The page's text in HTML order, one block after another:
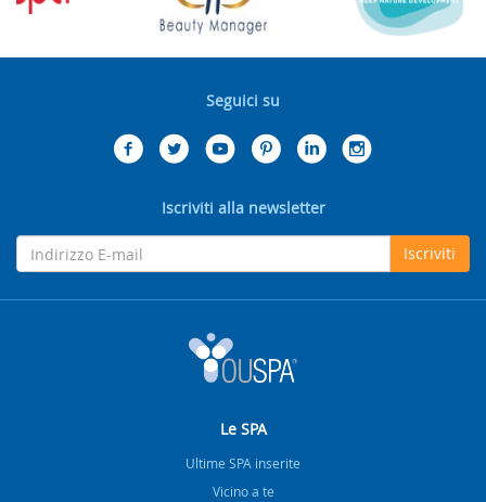
Seguici su
Iscriviti alla newsletter
Iscriviti
Le SPA
Ultime SPA inserite
Vicino a te